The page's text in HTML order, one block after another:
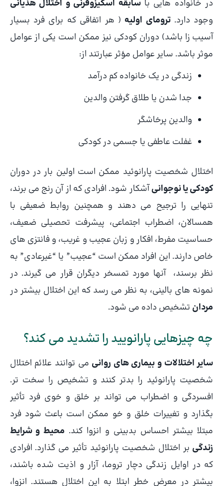
در خانواده هایی باسابقه اسکیزوفرنی و اختلال هذیانی
وجود دارد.ترومای اولیه ( هر اتفاقی که برای فرد بسیار
آسیب زا باشد) دوران کودکی نیز ممکن است یکی از عوامل
موثر باشد. سایر عوامل مؤثر عبارتند از:
زندگی در یک خانواده کم درآمد
جدا شدن یا طلاق گرفتن والدین
والدین پرخاشگر
غفلت عاطفی یا جسمی در کودکی
اختلال شخصیت پارانوئید ممکن است اولین بار در دوران
کودکی یا نوجوانیآشکار شود. افرادی که از آن رنج می برند،
تنهایی را ترجیح می دهند و همچنین روابط ضعیفی با
همسالان، اضطراب اجتماعی، پیشرفت تحصیلی ضعیف،
حساسیت مفرط، افکار و زبان عجیب و غریب، و فانتزی های
خاص دارند. این افراد ممکن است “عجیب” یا “غیرعادی” به
نظر برسند، آنها مورد تمسخر دیگران قرار می گیرند. در
نمونه های بالینی، به نظر می رسد که این اختلال بیشتر در
مردان تشخیص داده می شود.
چه چیزهایی پارانویید را تشدید می کند؟
سایر اختلالات و بیماری های روانی می توانند علائم اختلال
شخصیت پارانوئید را بدتر کنند و تشخیص را سخت تر.
افسردگی و اضطراب می تواند بر خلق و خوی فرد تأثیر
بگذارد و تغییرات خلق و خو ممکن است باعث شود فرد
مبتلا بیشتر احساس بدبینی و انزوا کند. محیط و شرایط
زندگی بر اختلال شخصیت پارانوئید تأثیر می گذارد. افرادی
که در اوایل زندگی دچار تروما، آزار و اذیت شده باشند،
بیشتر در معرض خطر ابتلا به این اختلال هستند. انزوا،